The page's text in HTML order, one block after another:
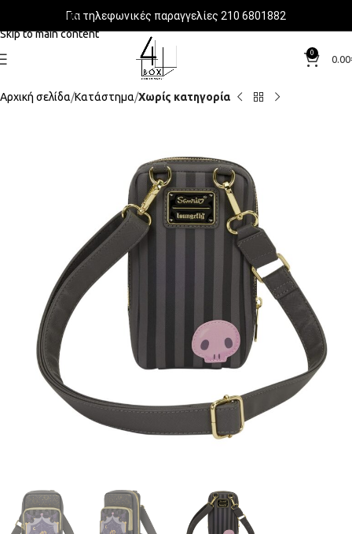
Skip to navigation
Skip to main content
Για τηλεφωνικές παραγγελίες 210 6801882
0
0.00
Αρχική σελίδα Κατάστημα Χωρίς κατηγορία